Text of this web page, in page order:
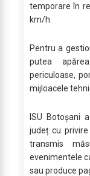
temporare în
km/h.
Pentru a
putea
periculoase,
mijloacele
ISU Botoșani
județ cu
transmis
evenimentele
sau produce